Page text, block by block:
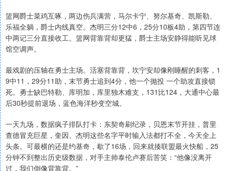
篮网爵士菜鸡互啄，两边伤兵满营，马尔卡宁、努尔基奇、凯斯勒、
乐福全躺，爵士内线真空。杰明三分12中6，25分10板4助，第四节连
中两记三分直接收工。篮网背靠背却更猛，爵士主场安静得能听见球
馆空调声。
最戏剧的压轴在勇士主场。活塞背靠背，坎宁安却像刚睡醒的刺客，1
9中11，29分11助，末节勇士追到4分，他一个抛投 一个助攻直接锁
死。勇士缺巴特勒、库明加，库里独木难支，131比124，大通中心最
后30秒提前退场，蓝色海洋秒变空城。
一天九场，数据疯子排队打卡：东契奇刷纪录，贝恩末节开挂，普里
查德冒充巨星，奎因、杰明这些名字平时输入法都打不全，今天全上
头条。可最横的还是约基奇，歇了16场，回来就揍联盟最火快船，25
分钟不到整出历史级数据，对手主帅泰伦卢赛后苦笑：“他像没离开
过，我们倒像背靠背。”